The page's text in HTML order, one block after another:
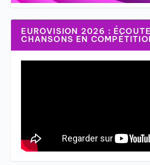
EUROVISION 2026 :
CHANSONS EN